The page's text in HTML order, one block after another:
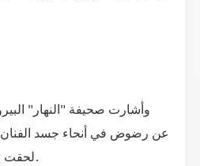
وأشارت صحيفة "النهار"
عن رضوض في أنحاء جسد الفنان
لحقت بالسيارة التي كان يقودها.